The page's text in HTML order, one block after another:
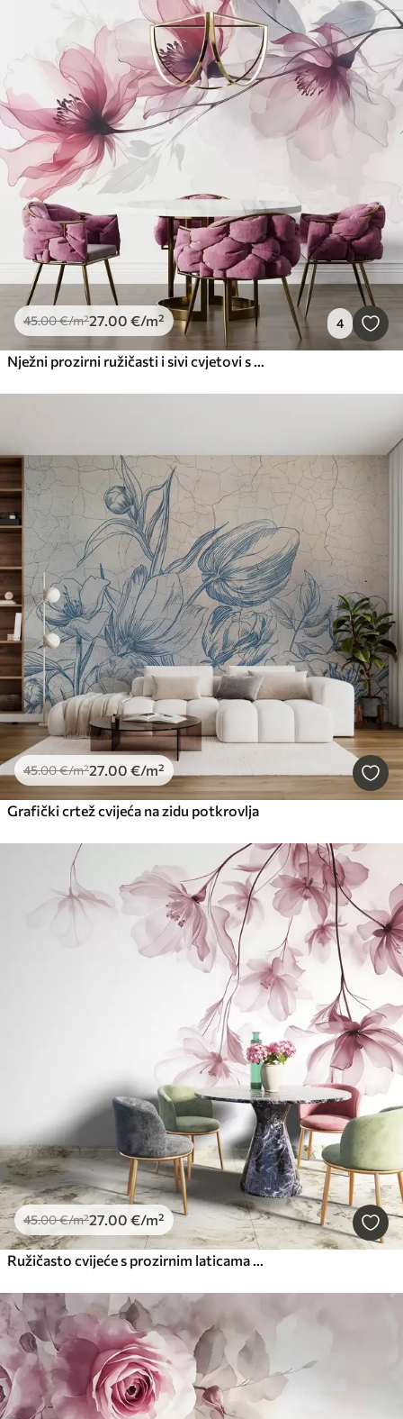
45.00€/m²27 .00 €/m² 4
45.00€/m²27 .00 €/m²
Grafički crtež cvijeća na zidu potkrovlja
45.00€/m²27 .00 €/m²